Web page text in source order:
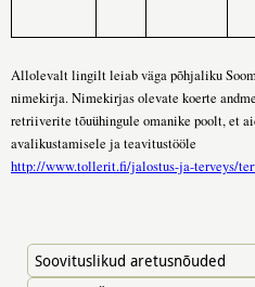
Allolevalt lingilt leiab väga põhjaliku
nimekirja. Nimekirjas olevate koerte
retriiverite tõuühingule omanike poolt, et
avalikustamisele ja teavitustööle
http://www.tollerit.fi/jalostus-ja-terveys/
Soovituslikud aretusnõuded